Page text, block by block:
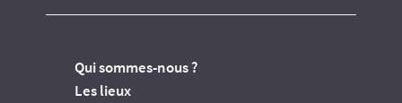
Qui sommes-nous ?
Les lieux